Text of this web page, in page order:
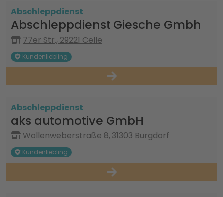
Abschleppdienst
Abschleppdienst Giesche Gmbh
77er Str., 29221 Celle
Kundenliebling
Abschleppdienst
aks automotive GmbH
Wollenweberstraße 8, 31303 Burgdorf
Kundenliebling